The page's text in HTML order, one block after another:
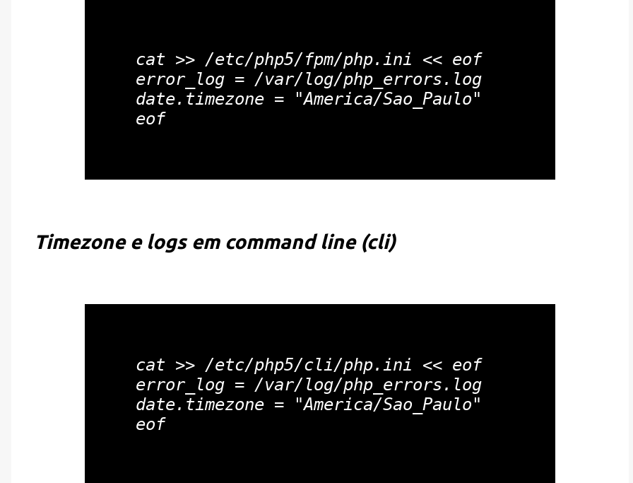
cat >> /etc/php5/fpm/php.ini << eof
error_log = /var/log/php_errors.log
date.timezone = "America/Sao_Paulo"
Timezone e logs em command line (cli)
cat >> /etc/php5/cli/php.ini << eof
error_log = /var/log/php_errors.log
date.timezone = "America/Sao_Paulo"